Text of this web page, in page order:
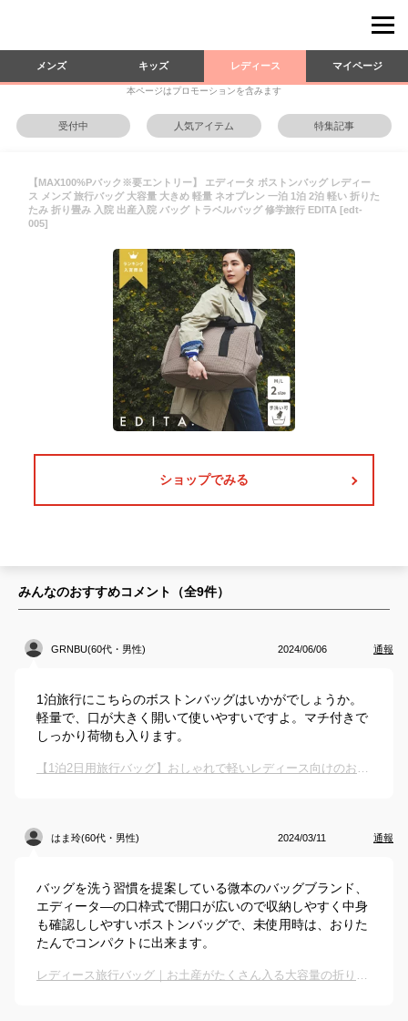
メンズ キッズ レディース マイページ
本ページはプロモーションを含みます
受付中 人気アイテム 特集記事
【MAX100%Pバック※要エントリー】 エディータ ボストンバッグ レディー
ス メンズ 旅行バッグ 大容量 大きめ 軽量 ネオプレン 一泊 1泊 2泊 軽い 折りた
たみ 折り畳み 入院 出産入院 バッグ トラベルバッグ 修学旅行 EDITA [edt-
005]
ショップでみる
みんなのおすすめコメント（全9件）
GRNBU(60代・男性) 2024/06/06 通報
1泊旅行にこちらのボストンバッグはいかがでしょうか。
軽量で、口が大きく開いて使いやすいですよ。マチ付きで
しっかり荷物も入ります。
【1泊2日用旅行バッグ】おしゃれで軽いレディース向けのおすすめは？
はま玲(60代・男性) 2024/03/11 通報
バッグを洗う習慣を提案している微本のバッグブランド、
エディータ―の口枠式で開口が広いので収納しやすく中身
も確認ししやすいボストンバッグで、未使用時は、おりた
たんでコンパクトに出来ます。
レディース旅行バッグ｜お土産がたくさん入る大容量の折りたたみボストンバッグのおすすめは？